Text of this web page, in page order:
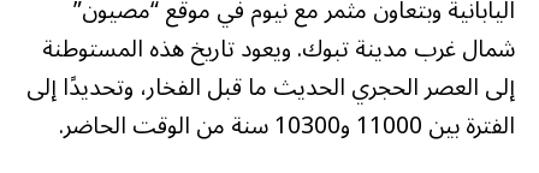
اليابانية وبتعاون مثمر مع نيوم في موقع “مصيون”
شمال غرب مدينة تبوك. ويعود تاريخ هذه المستوطنة
إلى العصر الحجري الحديث ما قبل الفخار، وتحديدًا إلى
الفترة بين 11000 و10300 سنة من الوقت الحاضر.